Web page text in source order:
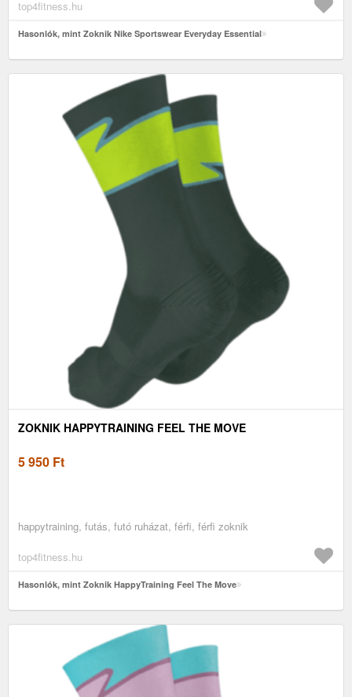
top4fitness.hu
Hasonlók, mint Zoknik Nike Sportswear Everyday Essential
ZOKNIK HAPPYTRAINING FEEL THE MOVE
5 950 Ft
happytraining, futás, futó ruházat, férfi, férfi zoknik
top4fitness.hu
Hasonlók, mint Zoknik HappyTraining Feel The Move